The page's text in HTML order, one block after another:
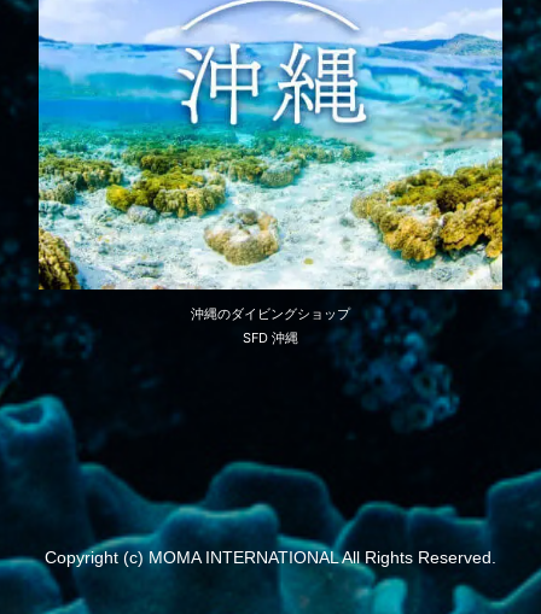
沖縄のダイビングショップ
SFD 沖縄
Copyright (c) MOMA INTERNATIONAL All Rights Reserved.